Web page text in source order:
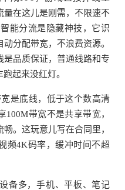
量在这儿是刚需，不限速不
能分流是隐藏神技，它识
分配带宽，不浪费资源。
品质保证，普通线路和专
起来没红灯。
是底线，低于这个数高清
100M带宽不是共享带宽，
。这玩意儿写在合同里，
频4K码率，缓冲时间不超
备多，手机、平板、笔记